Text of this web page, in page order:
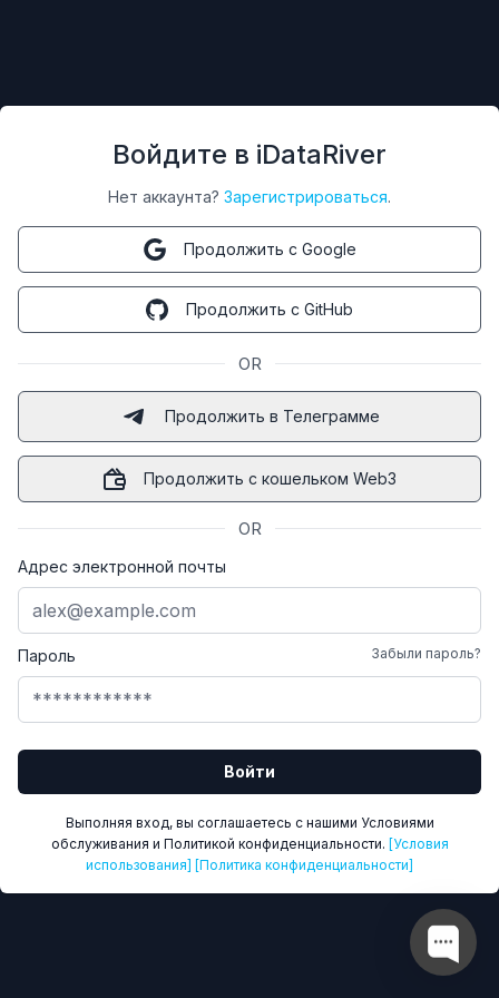
Войдите в iDataRiver
Нет аккаунта? Зарегистрироваться.
Продолжить с Google
Продолжить с GitHub
OR
Продолжить в Телеграмме
Продолжить с кошельком Web3
OR
Адрес электронной почты
Пароль Забыли пароль?
Войти
Выполняя вход, вы соглашаетесь с нашими Условиями
обслуживания и Политикой конфиденциальности. [Условия
использования] [Политика конфиденциальности]